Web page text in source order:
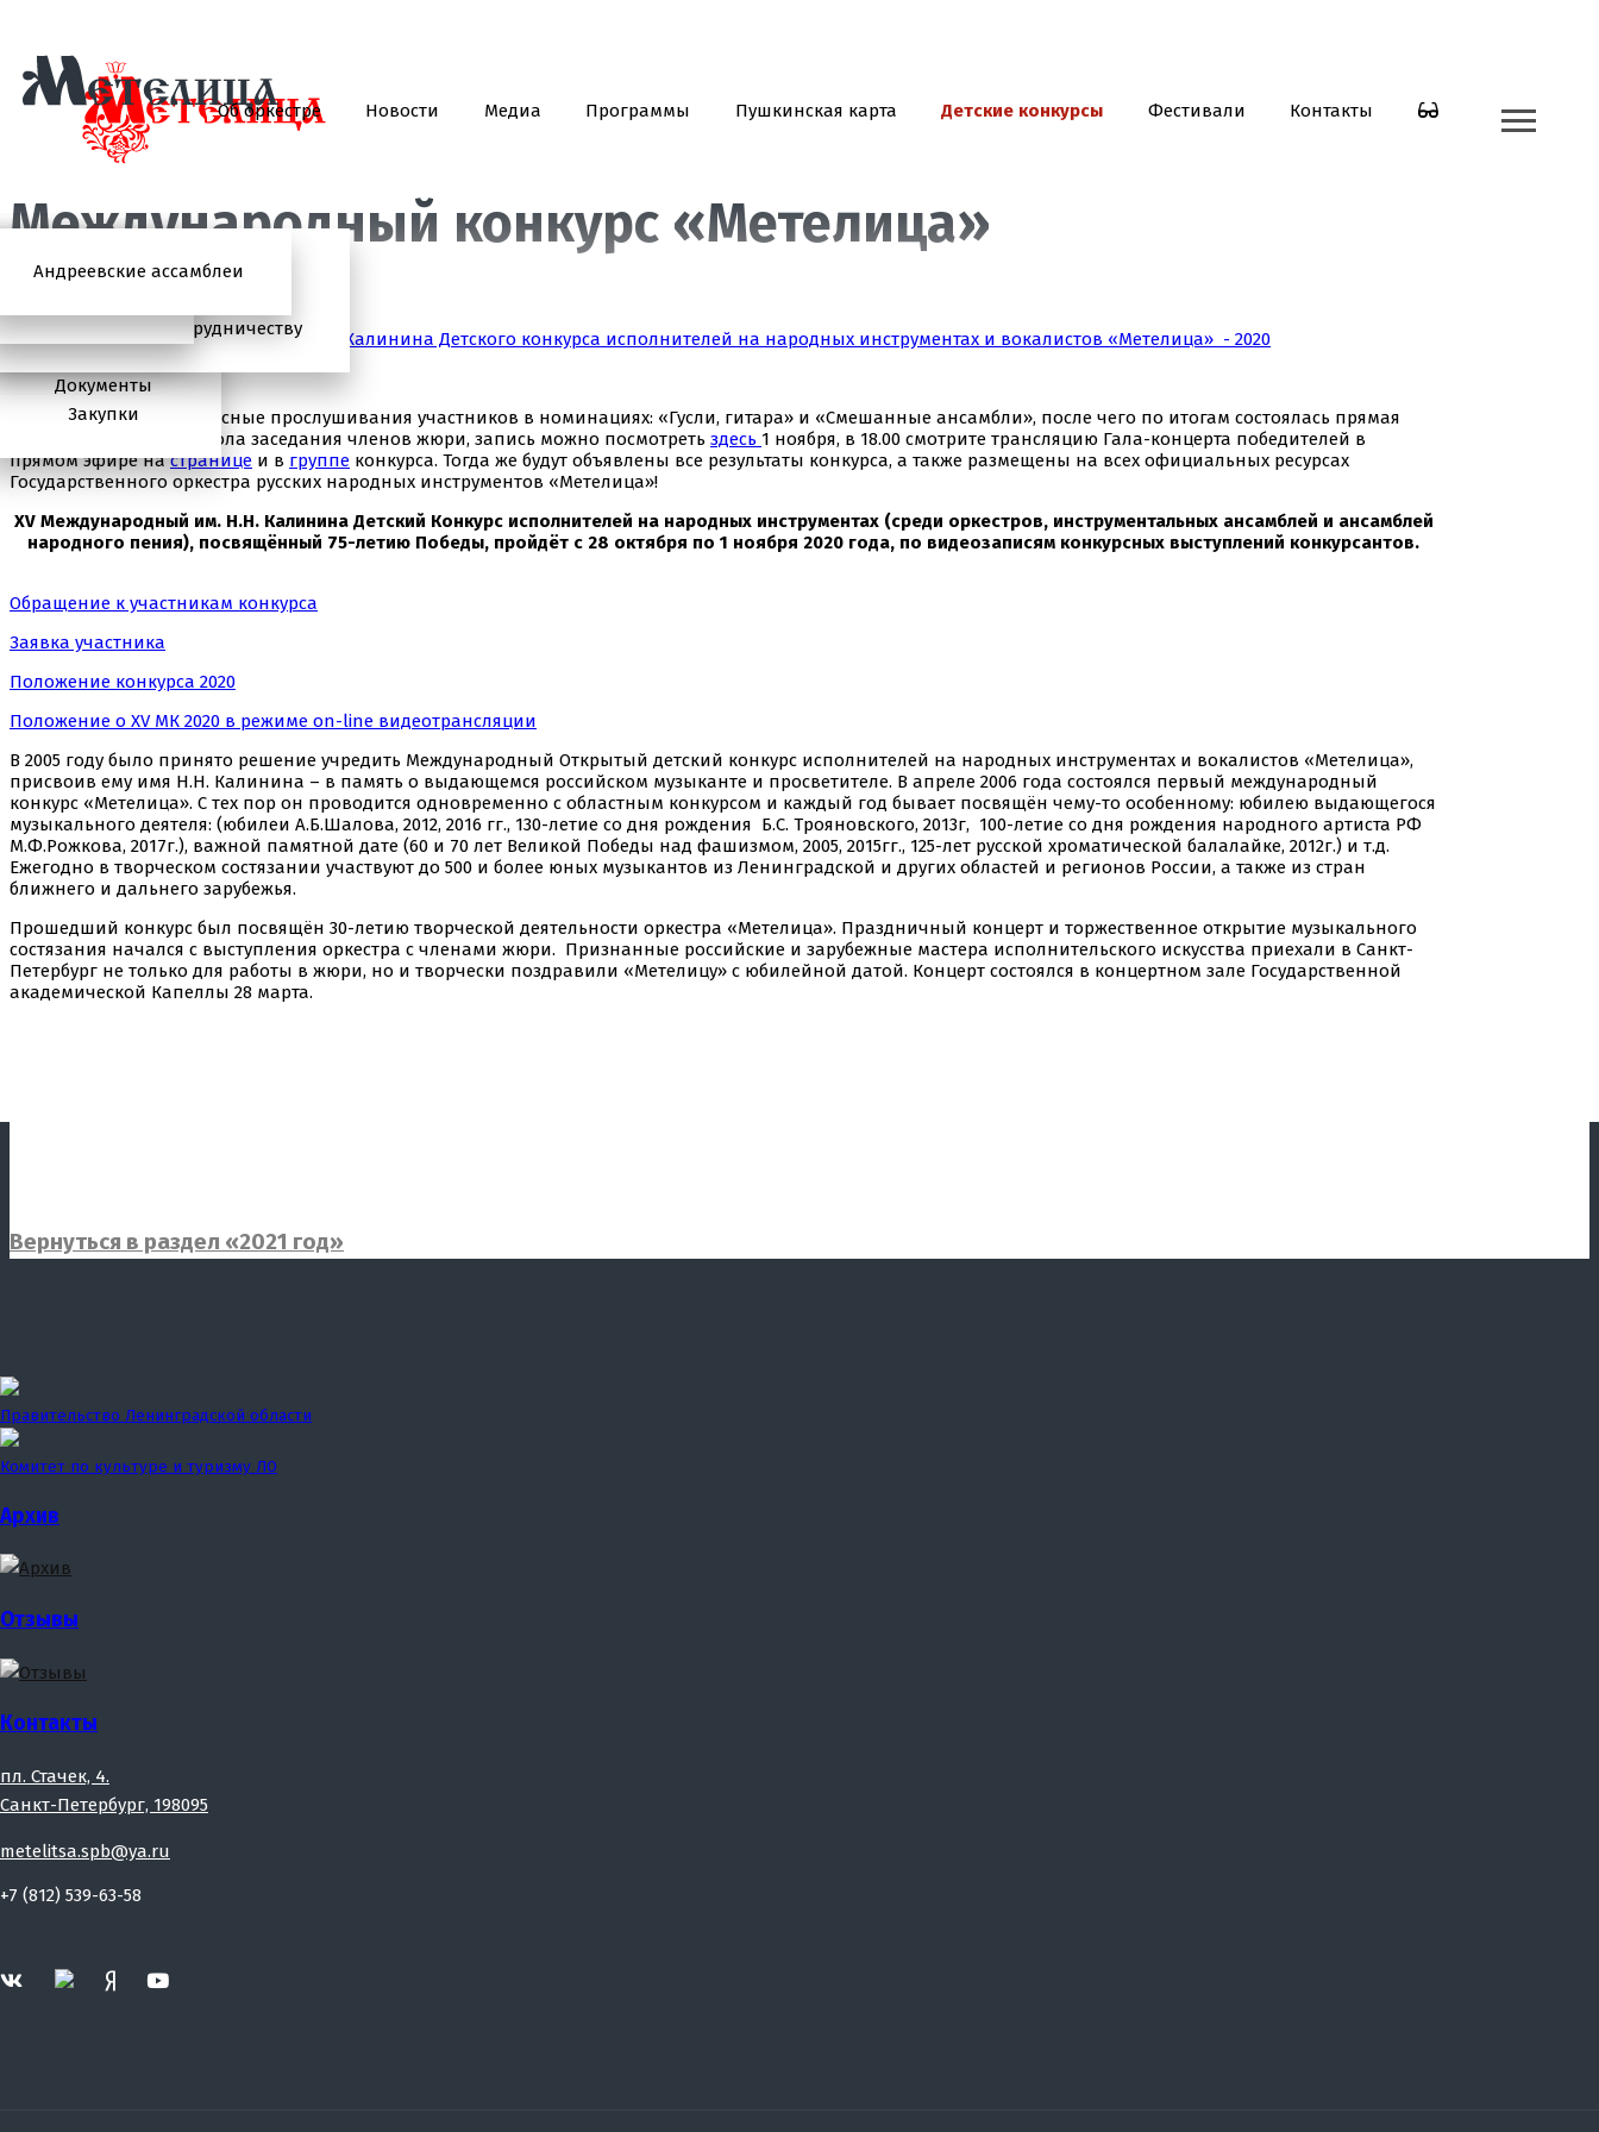
Об оркестре
История
Состав
Документы
Закупки
Новости
Анонсы
Медиа
Фото
Программы
Школьный абонемент
Приглашаем к сотрудничеству
Пушкинская карта Детские конкурсы
2026 год
Фестивали
Андреевские ассамблеи
Контакты
Международный конкурс «Метелица»
Итоги ХV Международного имени Н.Н.Калинина Детского конкурса исполнителей на народных инструментах и вокалистов «Метелица» - 2020
Сегодня прошли конкурсные прослушивания участников в номинациях: «Гусли, гитара» и «Смешанные ансамбли», после чего по итогам состоялась прямая
трансляция круглого стола заседания членов жюри, запись можно посмотреть здесь 1 ноября, в 18.00 смотрите трансляцию Гала-концерта победителей в
прямом эфире настранице и в группе конкурса. Тогда же будут объявлены все результаты конкурса, а также размещены на всех официальных ресурсах
Государственного оркестра русских народных инструментов «Метелица»!
XV Международный им. Н.Н. Калинина Детский Конкурс исполнителей на народных инструментах (среди оркестров, инструментальных ансамблей и ансамблей
народного пения), посвящённый 75-летию Победы, пройдёт с 28 октября по 1 ноября 2020 года, по видеозаписям конкурсных выступлений конкурсантов.
Обращение к участникам конкурса
Заявка участника
Положение конкурса 2020
Положение о XV МК 2020 в режиме on-line видеотрансляции
В 2005 году было принято решение учредить Международный Открытый детский конкурс исполнителей на народных инструментах и вокалистов «Метелица»,
присвоив ему имя Н.Н. Калинина – в память о выдающемся российском музыканте и просветителе. В апреле 2006 года состоялся первый международный
конкурс «Метелица». С тех пор он проводится одновременно с областным конкурсом и каждый год бывает посвящён чему-то особенному: юбилею выдающегося
музыкального деятеля: (юбилеи А.Б.Шалова, 2012, 2016 гг., 130-летие со дня рождения Б.С. Трояновского, 2013г, 100-летие со дня рождения народного артиста РФ
М.Ф.Рожкова, 2017г.), важной памятной дате (60 и 70 лет Великой Победы над фашизмом, 2005, 2015гг., 125-лет русской хроматической балалайке, 2012г.) и т.д.
Ежегодно в творческом состязании участвуют до 500 и более юных музыкантов из Ленинградской и других областей и регионов России, а также из стран
ближнего и дальнего зарубежья.
Прошедший конкурс был посвящён 30-летию творческой деятельности оркестра «Метелица». Праздничный концерт и торжественное открытие музыкального
состязания начался с выступления оркестра с членами жюри. Признанные российские и зарубежные мастера исполнительского искусства приехали в Санкт-
Петербург не только для работы в жюри, но и творчески поздравили «Метелицу» с юбилейной датой. Концерт состоялся в концертном зале Государственной
академической Капеллы 28 марта.
Вернуться в раздел «2021 год»
Правительство Ленинградской области
Комитет по культуре и туризму ЛО
Архив
Отзывы
Контакты
пл. Стачек, 4.
Санкт-Петербург, 198095
metelitsa.spb@ya.ru
+7 (812) 539-63-58